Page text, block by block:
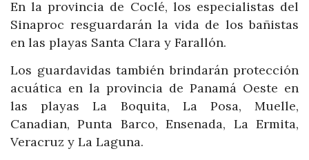
En la provincia de Coclé, los especialistas del
Sinaproc resguardarán la vida de los bañistas
en las playas Santa Clara y Farallón.
Los guardavidas también brindarán protección
acuática en la provincia de Panamá Oeste en
las playas La Boquita, La Posa, Muelle,
Canadian, Punta Barco, Ensenada, La Ermita,
Veracruz y La Laguna.